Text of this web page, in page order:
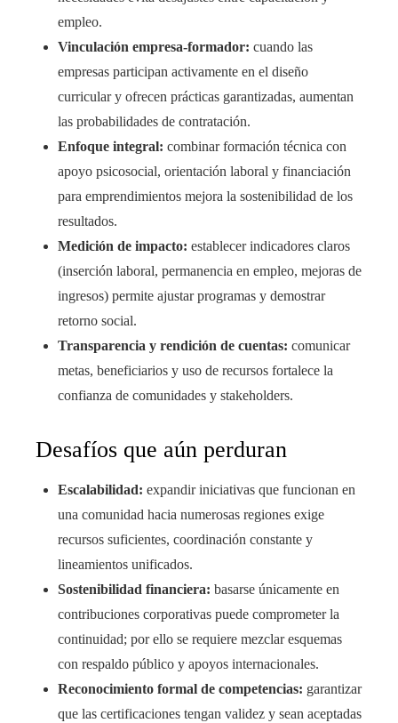
empleo.
Vinculación empresa-formador: cuando las
empresas participan activamente en el diseño
curricular y ofrecen prácticas garantizadas, aumentan
las probabilidades de contratación.
Enfoque integral: combinar formación técnica con
apoyo psicosocial, orientación laboral y financiación
para emprendimientos mejora la sostenibilidad de los
resultados.
Medición de impacto: establecer indicadores claros
(inserción laboral, permanencia en empleo, mejoras de
ingresos) permite ajustar programas y demostrar
retorno social.
Transparencia y rendición de cuentas: comunicar
metas, beneficiarios y uso de recursos fortalece la
confianza de comunidades y stakeholders.
Desafíos que aún perduran
Escalabilidad: expandir iniciativas que funcionan en
una comunidad hacia numerosas regiones exige
recursos suficientes, coordinación constante y
lineamientos unificados.
Sostenibilidad financiera: basarse únicamente en
contribuciones corporativas puede comprometer la
continuidad; por ello se requiere mezclar esquemas
con respaldo público y apoyos internacionales.
Reconocimiento formal de competencias: garantizar
que las certificaciones tengan validez y sean aceptadas